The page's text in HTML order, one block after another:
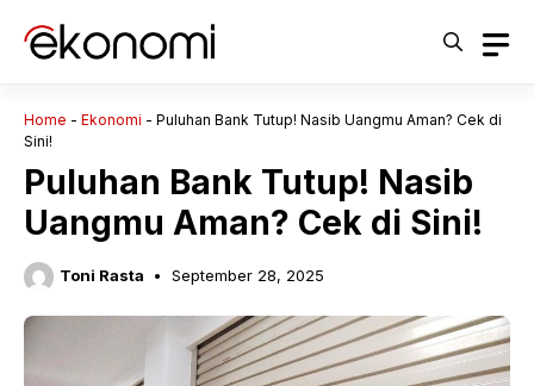
Home - Ekonomi - Puluhan Bank Tutup! Nasib Uangmu Aman? Cek di
Sini!
Puluhan Bank Tutup! Nasib
Uangmu Aman? Cek di Sini!
Toni Rasta September 28, 2025